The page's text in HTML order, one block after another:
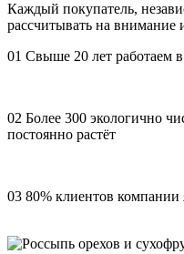
Каждый покупатель,
рассчитывать на внимание
01 Свыше 20 лет работаем
02 Более 300 экологично
постоянно растёт
03 80% клиентов